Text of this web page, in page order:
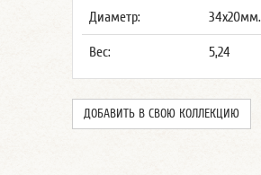
Диаметр: 34x20мм.
Вес: 5,24
ДОБАВИТЬ В СВОЮ КОЛЛЕКЦИЮ